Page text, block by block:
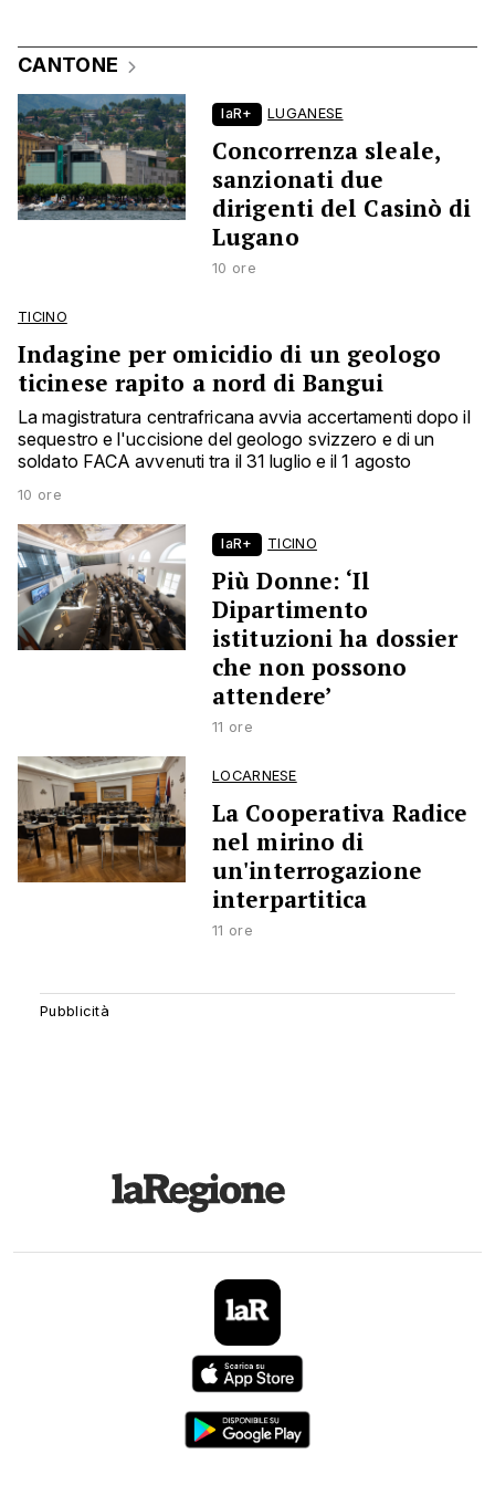
CANTONE
laR+ LUGANESE
Concorrenza sleale,
sanzionati due
dirigenti del Casinò di
Lugano
10 ore
TICINO
Indagine per omicidio di un geologo
ticinese rapito a nord di Bangui
La magistratura centrafricana avvia accertamenti dopo il
sequestro e l'uccisione del geologo svizzero e di un
soldato FACA avvenuti tra il 31 luglio e il 1 agosto
10 ore
laR+ TICINO
Più Donne: ‘Il
Dipartimento
istituzioni ha dossier
che non possono
attendere’
11 ore
LOCARNESE
La Cooperativa Radice
nel mirino di
un'interrogazione
interpartitica
11 ore